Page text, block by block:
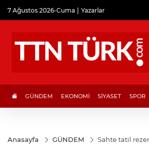
7 Ağustos 2026-Cuma Yazarlar
GÜNDEM EKONOMİ SİYASET SPOR
Anasayfa GÜNDEM Sahte tatil